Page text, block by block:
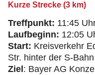
Kurze Strecke (3 km)
Treffpunkt: 11:45
Laufbeginn: 12:05
Start: Kreisverkehr
Str. hinter der S-
Ziel : Bayer AG